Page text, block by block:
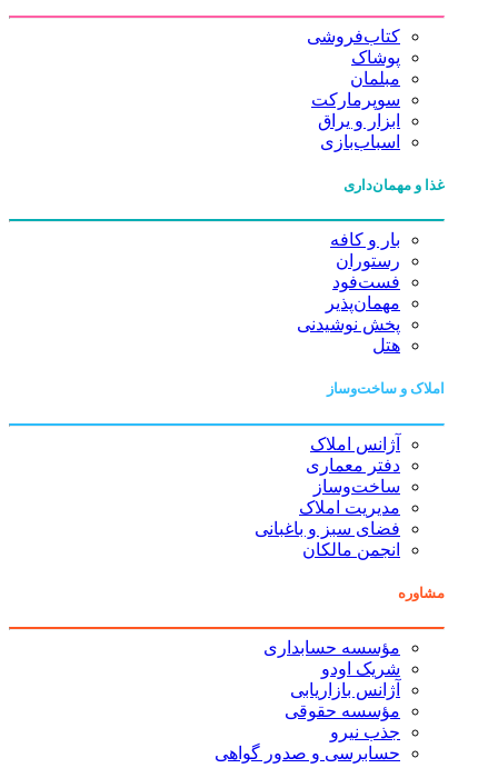
کتاب‌فروشی
پوشاک
مبلمان
سوپرمارکت
ابزار و یراق
اسباب‌بازی
غذا و مهمان‌داری
بار و کافه
رستوران
فست‌فود
مهمان‌پذیر
پخش نوشیدنی
هتل
املاک و ساخت‌وساز
آژانس املاک
دفتر معماری
ساخت‌وساز
مدیریت املاک
فضای سبز و باغبانی
انجمن مالکان
مشاوره
مؤسسه حسابداری
شریک اودو
آژانس بازاریابی
مؤسسه حقوقی
جذب نیرو
حسابرسی و صدور گواهی